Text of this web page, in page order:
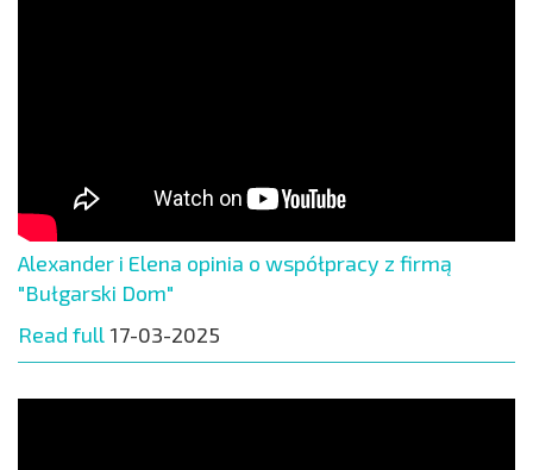
Alexander i Elena opinia o współpracy z firmą
"Bułgarski Dom"
Read full 17-03-2025